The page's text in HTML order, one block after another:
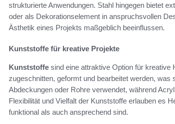
strukturierte Anwendungen. Stahl hingegen bietet
oder als Dekorationselement in anspruchsvollen
Ästhetik eines Projekts maßgeblich beeinflussen.
Kunststoffe für kreative Projekte
Kunststoffe sind eine attraktive Option für kreative
zugeschnitten, geformt und bearbeitet werden,
Abdeckungen oder Rohre verwendet, während
Flexibilität und Vielfalt der Kunststoffe erlauben es
funktional als auch ansprechend sind.